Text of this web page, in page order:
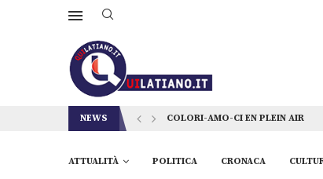
NEWS COLORI-AMO-CI EN PLEIN AIR
ATTUALITÀ POLITICA CRONACA